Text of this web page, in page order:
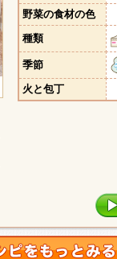
野菜の食材の色
種類
季節
火と包丁